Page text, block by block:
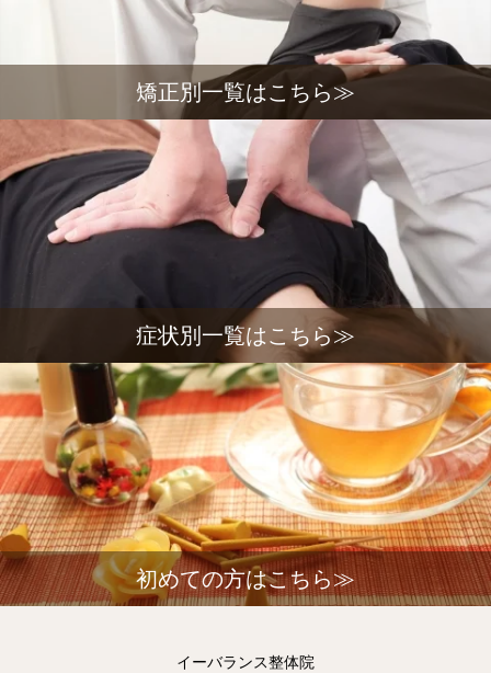
矯正別一覧はこちら≫
症状別一覧はこちら≫
初めての方はこちら≫
イーバランス整体院